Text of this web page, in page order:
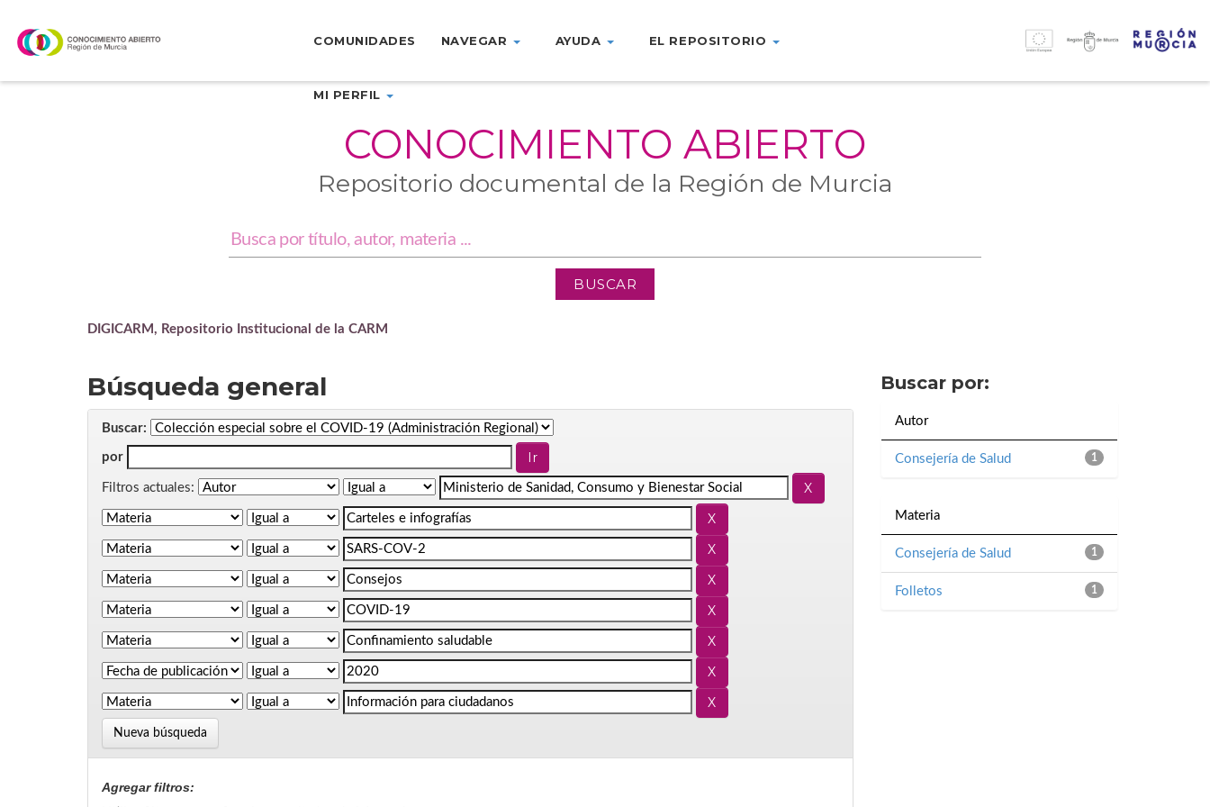
navigation
COMUNIDADES NAVEGAR AYUDA EL REPOSITORIO
MI PERFIL
CONOCIMIENTO ABIERTO
Repositorio documental de la Región de Murcia
DIGICARM, Repositorio Institucional de la CARM
Búsqueda general
Buscar:
por
Filtros actuales:
Nueva búsqueda
Agregar filtros:
Buscar por:
Autor
1
Consejería de Salud
Materia
1
Consejería de Salud
1
Folletos